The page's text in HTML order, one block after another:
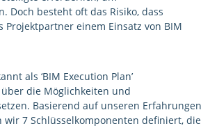
besteht oft das Risiko, dass
einem Einsatz von BIM
als ‘BIM Execution Plan’
die Möglichkeiten und
Basierend auf unseren Erfahrungen
7 Schlüsselkomponenten definiert, die